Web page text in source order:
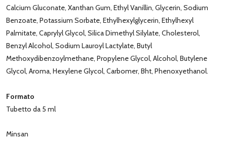
Calcium Gluconate, Xanthan Gum, Ethyl Vanillin, Glycerin, Sodium
Benzoate, Potassium Sorbate, Ethylhexylglycerin, Ethylhexyl
Palmitate, Caprylyl Glycol, Silica Dimethyl Silylate, Cholesterol,
Benzyl Alcohol, Sodium Lauroyl Lactylate, Butyl
Methoxydibenzoylmethane, Propylene Glycol, Alcohol, Butylene
Glycol, Aroma, Hexylene Glycol, Carbomer, Bht, Phenoxyethanol.
Formato
Tubetto da 5 ml
Minsan